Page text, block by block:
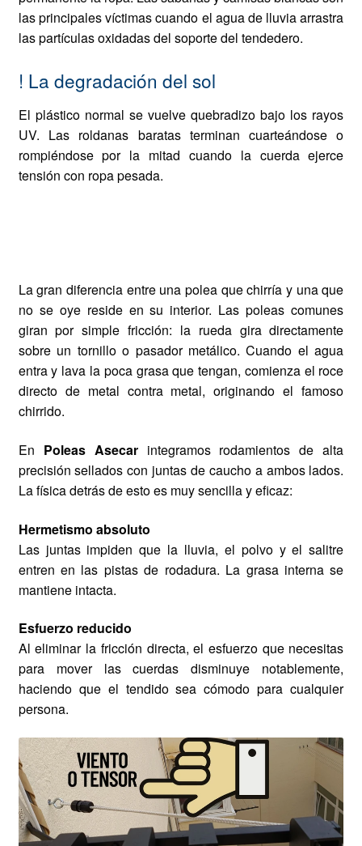
las principales víctimas cuando el agua de lluvia arrastra
las partículas oxidadas del soporte del tendedero.
! La degradación del sol
El plástico normal se vuelve quebradizo bajo los rayos
UV. Las roldanas baratas terminan cuarteándose o
rompiéndose por la mitad cuando la cuerda ejerce
tensión con ropa pesada.
La gran diferencia entre una polea que chirría y una que
no se oye reside en su interior. Las poleas comunes
giran por simple fricción: la rueda gira directamente
sobre un tornillo o pasador metálico. Cuando el agua
entra y lava la poca grasa que tengan, comienza el roce
directo de metal contra metal, originando el famoso
chirrido.
En Poleas Asecarintegramos rodamientos de alta
precisión sellados con juntas de caucho a ambos lados.
La física detrás de esto es muy sencilla y eficaz:
Hermetismo absoluto
Las juntas impiden que la lluvia, el polvo y el salitre
entren en las pistas de rodadura. La grasa interna se
mantiene intacta.
Esfuerzo reducido
Al eliminar la fricción directa, el esfuerzo que necesitas
para mover las cuerdas disminuye notablemente,
haciendo que el tendido sea cómodo para cualquier
persona.